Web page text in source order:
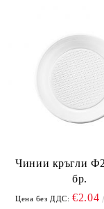
Чинии кръгли Ф20 cm 40
бр.
Цена без ДДС: €2.04